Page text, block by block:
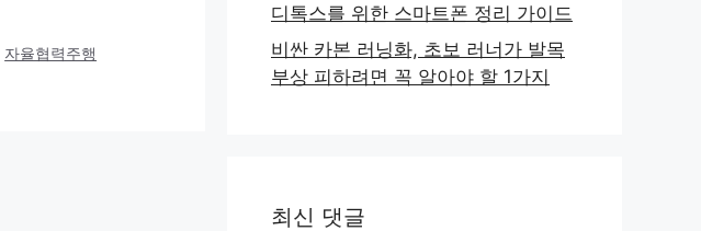
자율협력주행
디톡스를 위한 스마트폰 정리 가이드
비싼 카본 러닝화, 초보 러너가 발목
부상 피하려면 꼭 알아야 할 1가지
최신 댓글